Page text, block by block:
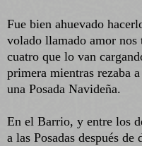
Fue bien ahuevado
volado llamado amor
cuatro que lo van
primera mientras rezaba
una Posada Navideña.
En el Barrio, y entre los
a las Posadas después